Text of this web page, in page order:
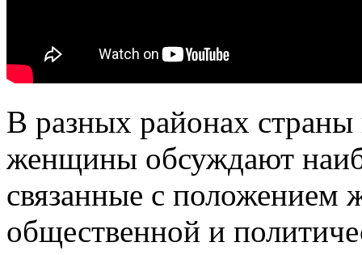
В разных районах страны
женщины обсуждают
связанные с
общественной и